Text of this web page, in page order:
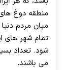
منطقه دوغ
میان مردم
تمام شهر های
شود. تعداد
می باشند.